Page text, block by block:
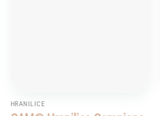
HRANILICE